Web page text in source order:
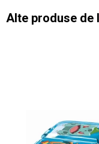
Alte produse de